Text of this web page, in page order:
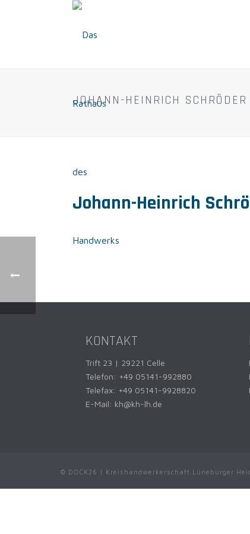
JOHANN-HEINRICH
Johann-Heinrich
KONTAKT
Trift 23 | 29221 Celle
Telefon: +49 05141-992880
Telefax: +49 05141-9928820
E-Mail: kh@kh-lh.de
© DOCK26 | Kreishandwerkerschaft Lüneburger